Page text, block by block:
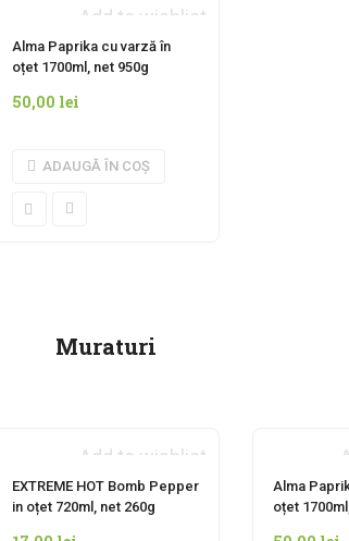
Add to wishlist
Alma Paprika cu varză în
oțet 1700ml, net 950g
50,00 lei
ADAUGĂ ÎN COȘ
Muraturi
Add to wishlist
EXTREME HOT Bomb Pepper
in oțet 720ml, net 260g
Alma
oțet